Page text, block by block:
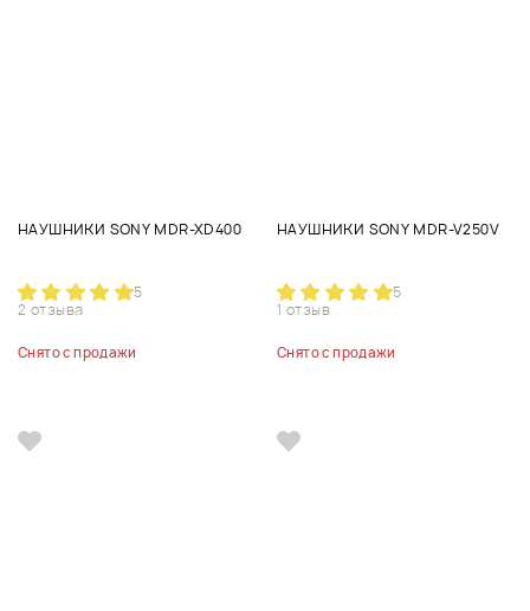
НАУШНИКИ SONY MDR-XD400
5
2 отзыва
Снято с продажи
НАУШНИКИ SONY MDR-V250V
5
1 отзыв
Снято с продажи